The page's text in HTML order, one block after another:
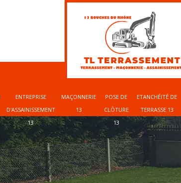
ENTREPRISE
D'ASSAINISSEMENT
13
MAÇONNERIE
13
POSE DE
CLÔTURE
13
ETANCHÉITÉ DE
TERRASSE 13